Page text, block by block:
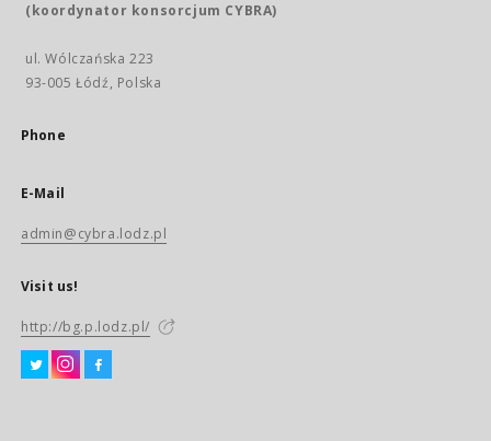
(koordynator konsorcjum CYBRA)
ul. Wólczańska 223
93-005 Łódź, Polska
Phone
E-Mail
admin@cybra.lodz.pl
Visit us!
http://bg.p.lodz.pl/